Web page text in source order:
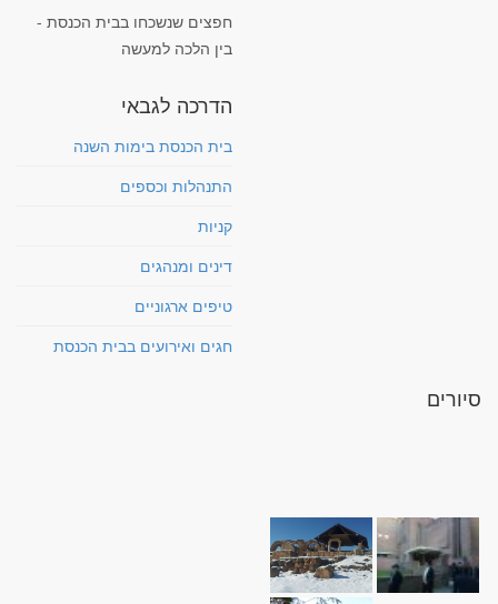
חפצים שנשכחו בבית הכנסת -
בין הלכה למעשה
הדרכה לגבאי
בית הכנסת בימות השנה
התנהלות וכספים
קניות
דינים ומנהגים
טיפים ארגוניים
חגים ואירועים בבית הכנסת
סיורים